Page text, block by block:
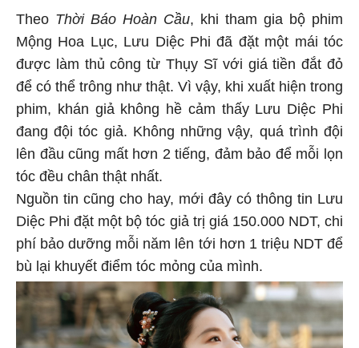
Theo Thời Báo Hoàn Cầu, khi tham gia bộ phim
Mộng Hoa Lục, Lưu Diệc Phi đã đặt một mái tóc
được làm thủ công từ Thụy Sĩ với giá tiền đắt đỏ
để có thể trông như thật. Vì vậy, khi xuất hiện trong
phim, khán giả không hề cảm thấy Lưu Diệc Phi
đang đội tóc giả. Không những vậy, quá trình đội
lên đầu cũng mất hơn 2 tiếng, đảm bảo để mỗi lọn
tóc đều chân thật nhất.
Nguồn tin cũng cho hay, mới đây có thông tin Lưu
Diệc Phi đặt một bộ tóc giả trị giá 150.000 NDT, chi
phí bảo dưỡng mỗi năm lên tới hơn 1 triệu NDT để
bù lại khuyết điểm tóc mỏng của mình.